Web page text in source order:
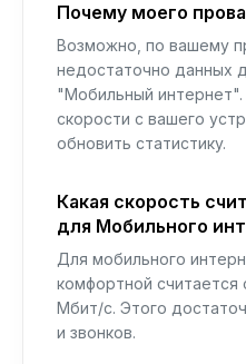
Почему моего
Возможно, по вашему
недостаточно данных
"Мобильный
скорости с вашего
обновить статистику.
Какая скорость
для Мобильного
Для мобильного
комфортной считается
Мбит/с. Этого
и звонков.